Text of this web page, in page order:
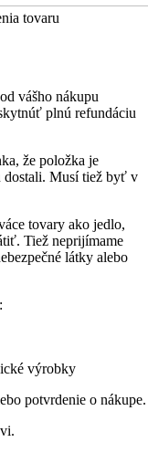
tovaru
vášho nákupu
plnú refundáciu
že položka je
dostali. Musí tiež byť v
tovary ako jedlo,
Tiež neprijímame
látky alebo
výrobky
potvrdenie o nákupe.